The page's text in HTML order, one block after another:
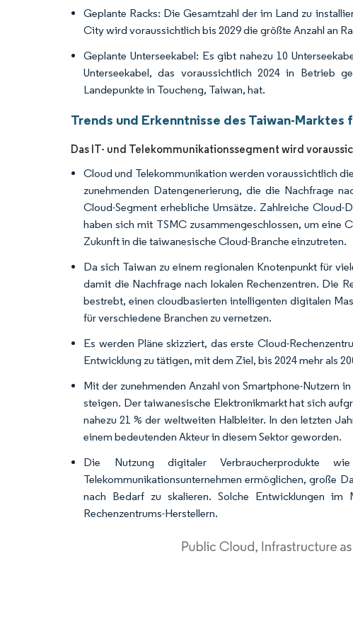
Geplante Racks: Die Gesamtzahl der im Land zu
City wird voraussichtlich bis 2029 die größte Anzahl an
Geplante Unterseekabel: Es gibt nahezu 10
Unterseekabel, das voraussichtlich 2024 in Betrieb
Landepunkte in Toucheng, Taiwan, hat.
Trends und Erkenntnisse des Taiwan-Marktes
Das IT- und Telekommunikationssegment wird
Cloud und Telekommunikation werden voraussichtlich
zunehmenden Datengenerierung, die die Nachfrage
Cloud-Segment erhebliche Umsätze. Zahlreiche
haben sich mit TSMC zusammengeschlossen, um eine
Zukunft in die taiwanesische Cloud-Branche einzutreten.
Da sich Taiwan zu einem regionalen Knotenpunkt für
damit die Nachfrage nach lokalen Rechenzentren. Die
bestrebt, einen cloudbasierten intelligenten digitalen
für verschiedene Branchen zu vernetzen.
Es werden Pläne skizziert, das erste Cloud-
Entwicklung zu tätigen, mit dem Ziel, bis 2024 mehr als
Mit der zunehmenden Anzahl von Smartphone-Nutzern
steigen. Der taiwanesische Elektronikmarkt hat sich
nahezu 21 % der weltweiten Halbleiter. In den letzten
einem bedeutenden Akteur in diesem Sektor geworden.
Die Nutzung digitaler Verbraucherprodukte
Telekommunikationsunternehmen ermöglichen, große
nach Bedarf zu skalieren. Solche Entwicklungen
Rechenzentrums-Herstellern.